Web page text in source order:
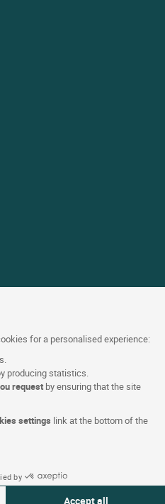
for a personalised experience:
producing statistics.
request by ensuring that the site
settings link at the bottom of the
by
Accept all
gerealiseerd door SIWAY